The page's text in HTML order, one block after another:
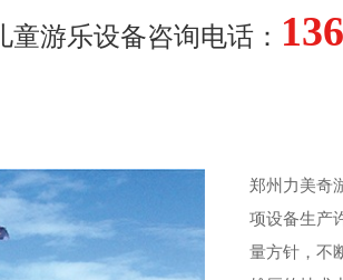
童游乐设备咨询电话：
郑州力美奇
项设备生产
量方针，不